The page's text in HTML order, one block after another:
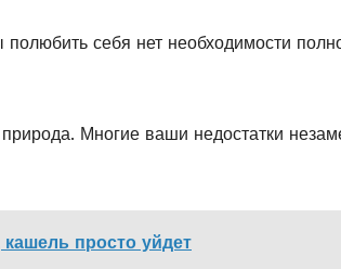
себя нет необходимости
Многие ваши недостатки
просто уйдет